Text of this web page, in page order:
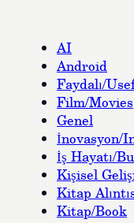
AI
Android
Faydalı/
Film/Movies
Genel
İnovasyon/
İş Hayatı/
Kişisel
Kitap
Kitap/Book